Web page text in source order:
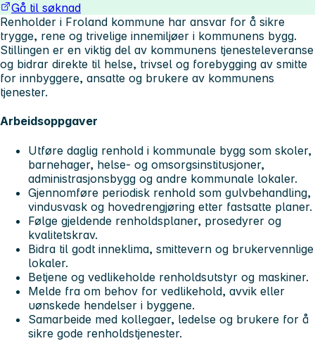
Gå til søknad
Renholder i Froland kommune har ansvar for å sikre
trygge, rene og trivelige innemiljøer i kommunens bygg.
Stillingen er en viktig del av kommunens tjenesteleveranse
og bidrar direkte til helse, trivsel og forebygging av smitte
for innbyggere, ansatte og brukere av kommunens
tjenester.
Arbeidsoppgaver
Utføre daglig renhold i kommunale bygg som skoler,
barnehager, helse- og omsorgsinstitusjoner,
administrasjonsbygg og andre kommunale lokaler.
Gjennomføre periodisk renhold som gulvbehandling,
vindusvask og hovedrengjøring etter fastsatte planer.
Følge gjeldende renholdsplaner, prosedyrer og
kvalitetskrav.
Bidra til godt inneklima, smittevern og brukervennlige
lokaler.
Betjene og vedlikeholde renholdsutstyr og maskiner.
Melde fra om behov for vedlikehold, avvik eller
uønskede hendelser i byggene.
Samarbeide med kollegaer, ledelse og brukere for å
sikre gode renholdstjenester.